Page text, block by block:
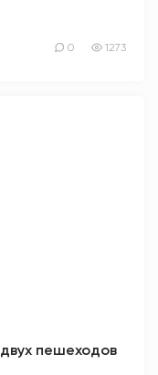
0 1273
пешеходов